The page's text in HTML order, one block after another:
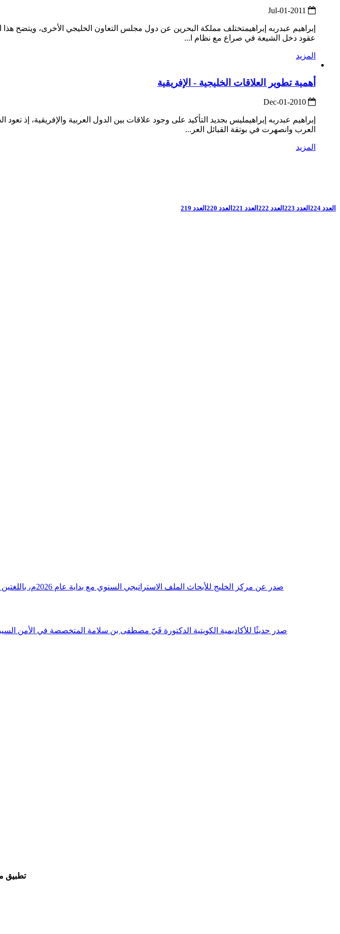
إبراهيم عبدربه إبراهيمتختلف مملكة البحرين عن دول مجلس التعاون الخليجي الأخرى، ويتضح هذا
عقود دخل الشيعة في صراع مع نظام ا...
المزيد
أهمية تطوير العلاقات الخليجية - الإفريقية
إبراهيم عبدربه إبراهيمليس بجديد التأكيد على وجود علاقات بين الدول العربية والإفريقية، إذ
العرب وانصهرت في بوتقة القبائل العر...
المزيد
العدد 224 العدد 223 العدد 222 العدد 221 العدد 220 العدد 219
صدر عن مركز الخليج للأبحاث الملف الاستراتيجي السنوي مع بداية عام 2026م، باللغتين العربية والانجليزية وتضمن دراسات تحليلية ورؤى معمقة، وقراءات دقيقة ورصدًا واستشرافًا وافيًا لكافة أ
صدر حديثًا للأكاديمية الكويتية الدكتورة فَيّ مصطفى بن سلامة المتخصصة في الأمن
تطبيق